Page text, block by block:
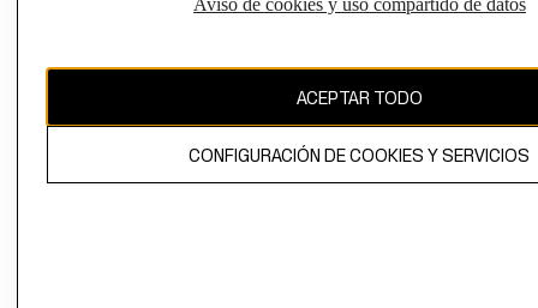
El contenido de esta página web está protegido por copyright y es
propiedad de H&M Hennes & Mauritz AB.
Aviso de cookies y uso compartido de datos
ACEPTAR TODO
CONFIGURACIÓN DE COOKIES Y SERVICIOS